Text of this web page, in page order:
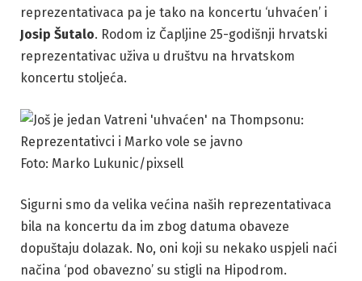
reprezentativaca pa je tako na koncertu ‘uhvaćen’ i
Josip Šutalo. Rodom iz Čapljine 25-godišnji hrvatski
reprezentativac uživa u društvu na hrvatskom
koncertu stoljeća.
Foto: Marko Lukunic/pixsell
Sigurni smo da velika većina naših reprezentativaca
bila na koncertu da im zbog datuma obaveze
dopuštaju dolazak. No, oni koji su nekako uspjeli naći
načina ‘pod obavezno’ su stigli na Hipodrom.